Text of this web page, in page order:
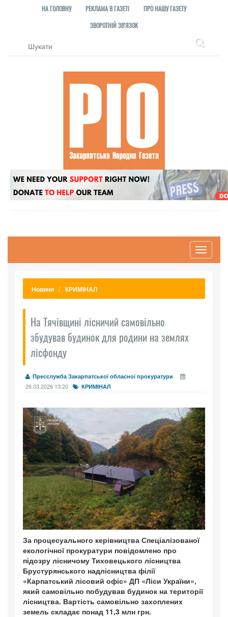
НА ГОЛОВНУ РЕКЛАМА В ГАЗЕТІ
ПРО НАШУ ГАЗЕТУ
ЗВОРОТНІЙ ЗВ'ЯЗОК
Toggle
Новини КРИМІНАЛ
На Тячівщині лісничий самовільно
збудував будинок для родини на землях
лісфонду
Пресслужба Закарпатської обласної прокуратури
26.03.2026 13:20 КРИМІНАЛ
За процесуального керівництва Спеціалізованої
екологічної прокуратури повідомлено про
підозру лісничому Тиховецького лісництва
Брустурянського надлісництва філії
«Карпатський лісовий офіс» ДП «Ліси України»,
який самовільно побудував будинок на території
лісництва. Вартість самовільно захоплених
земель складає понад 11,3 млн грн.